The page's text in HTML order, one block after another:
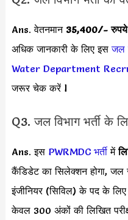
Ans. वेतनमान 35,400/- रुपये
अधिक जानकारी के लिए इसजल
Water Department
जरूर चेक करें l
Q3. जल विभाग भर्ती के
Ans. इस PWRMDC भर्तीमें
कैंडिडेट का सिलेक्शन होगा, जल
इंजीनियर (सिविल) के पद के लिए
केवल 300 अंकों की लिखित